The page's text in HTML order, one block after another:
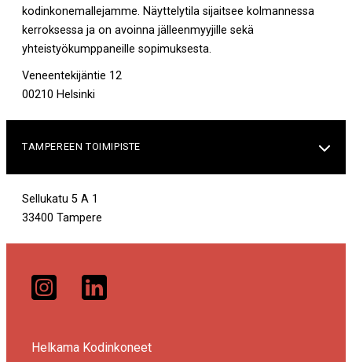
kodinkonemallejamme. Näyttelytila sijaitsee kolmannessa
kerroksessa ja on avoinna jälleenmyyjille sekä
yhteistyökumppaneille sopimuksesta.
Veneentekijäntie 12
00210 Helsinki
TAMPEREEN TOIMIPISTE 
Sellukatu 5 A 1
33400 Tampere
Helkama Kodinkoneet